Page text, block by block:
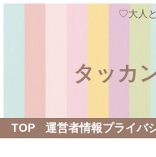
♡大人
タッカ
TOP 運営者情報プライバ